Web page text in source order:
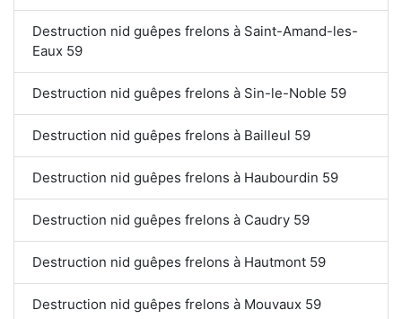
Destruction nid guêpes frelons à Saint-Amand-les-
Eaux 59
Destruction nid guêpes frelons à Sin-le-Noble 59
Destruction nid guêpes frelons à Bailleul 59
Destruction nid guêpes frelons à Haubourdin 59
Destruction nid guêpes frelons à Caudry 59
Destruction nid guêpes frelons à Hautmont 59
Destruction nid guêpes frelons à Mouvaux 59